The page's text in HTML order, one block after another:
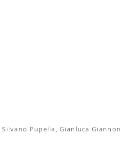
Pupella, Gianluca